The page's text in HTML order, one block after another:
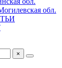
обл.
×